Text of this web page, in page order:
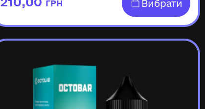
ГРН Вибрати